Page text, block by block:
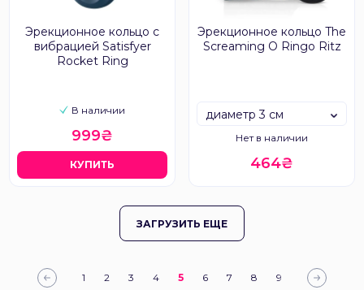
Эрекционное кольцо с
вибрацией Satisfyer
Rocket Ring
В наличии
999₴
КУПИТЬ
Эрекционное кольцо The
Screaming O Ringo Ritz
Нет в наличии
диаметр 3 см
464₴
ЗАГРУЗИТЬ ЕЩЕ
1 2 3 4 5 6 7 8 9